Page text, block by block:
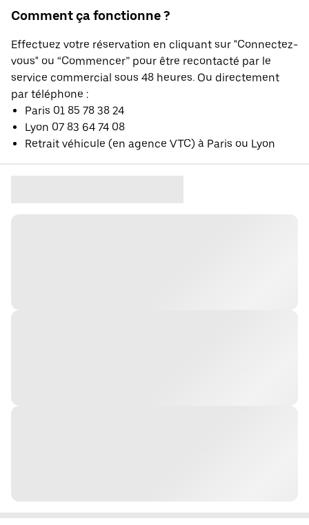
Comment ça fonctionne ?
Effectuez votre réservation en cliquant sur "Connectez-
vous" ou “Commencer” pour être recontacté par le
service commercial sous 48 heures. Ou directement
par téléphone :
Paris 01 85 78 38 24
Lyon 07 83 64 74 08
Retrait véhicule (en agence VTC) à Paris ou Lyon